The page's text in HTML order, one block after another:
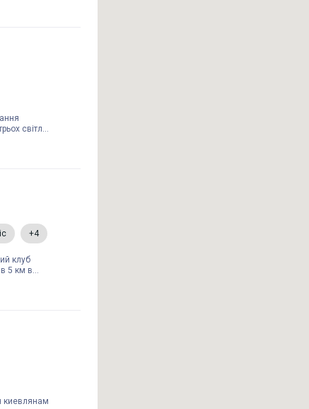
світл...
+4
клуб
5 км в...
киевлянам